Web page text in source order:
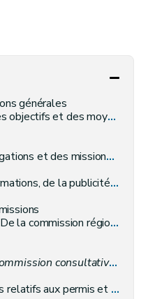
générales
objectifs et des moyens
déléguées par le Gouvernement – Décret du 30 avril 2009, art. 3)
publiques et des consultations – Décret-programme du 3 février 2005, art. 41)
De la commission régionale de l'aménagement du territoire
communale d'aménagement du territoire et de mobilité
aux permis et aux recours